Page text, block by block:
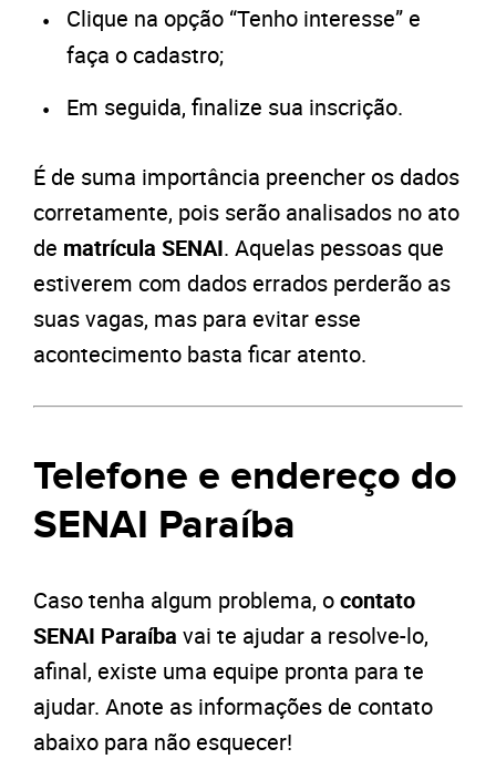
Clique na opção “Tenho interesse” e
faça o cadastro;
Em seguida, finalize sua inscrição.
É de suma importância preencher os dados
corretamente, pois serão analisados no ato
de matrícula SENAI. Aquelas pessoas que
estiverem com dados errados perderão as
suas vagas, mas para evitar esse
acontecimento basta ficar atento.
Telefone e endereço do
SENAI Paraíba
Caso tenha algum problema, ocontato
SENAI Paraíba vai te ajudar a resolve-lo,
afinal, existe uma equipe pronta para te
ajudar. Anote as informações de contato
abaixo para não esquecer!